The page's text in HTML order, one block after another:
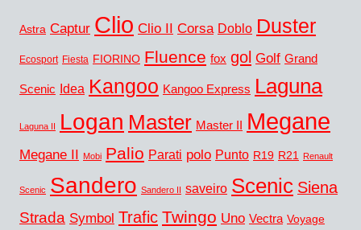
Astra Captur Clio Clio II Corsa Doblo Duster
Ecosport Fiesta FIORINO Fluence fox gol Golf Grand
Scenic Idea Kangoo Kangoo Express Laguna
Laguna II Logan Master Master II Megane
Megane II Mobi Palio Parati polo Punto R19 R21 Renault
Scenic Sandero Sandero II saveiro Scenic Siena
Strada Symbol Trafic Twingo Uno Vectra Voyage